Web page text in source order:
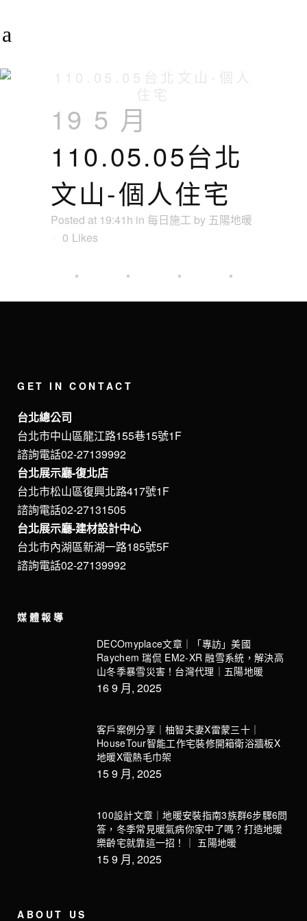
19 5 月
110.05.05台北
文山-個人住宅
Posted at 19:41h in 每日施工 by 五陽地暖
0 Likes
GET IN CONTACT
台北總公司
台北市中山區龍江路155巷15號1F
諮詢電話02-27139992
台北展示廳-復北店
台北市松山區復興北路417號1F
諮詢電話02-27131505
台北展示廳-建材設計中心
台北市內湖區新湖一路185號5F
諮詢電話02-27139992
媒體報導
DECOmyplace文章｜「專訪」美國
Raychem 瑞侃 EM2-XR 融雪系統，解決高
山冬季暴雪災害！台灣代理｜五陽地暖
16 9 月, 2025
客戶案例分享｜柚智夫妻X雷蒙三十｜
HouseTour智能工作宅裝修開箱衛浴牆板X
地暖X電熱毛巾架
15 9 月, 2025
100設計文章｜地暖安裝指南3族群6步驟6問
答，冬季常見暖氣病你家中了嗎？打造地暖
樂齡宅就靠這一招！｜ 五陽地暖
15 9 月, 2025
ABOUT US